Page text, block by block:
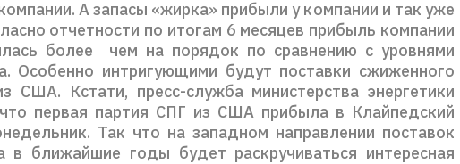
А запасы «жирка» прибыли у компании и так уже
отчетности по итогам 6 месяцев прибыль компании
более чем на порядок по сравнению с уровнями
Особенно интригующими будут поставки сжиженного
США. Кстати, пресс-служба министерства энергетики
первая партия СПГ из США прибыла в Клайпедский
Так что на западном направлении поставок
в ближайшие годы будет раскручиваться интересная